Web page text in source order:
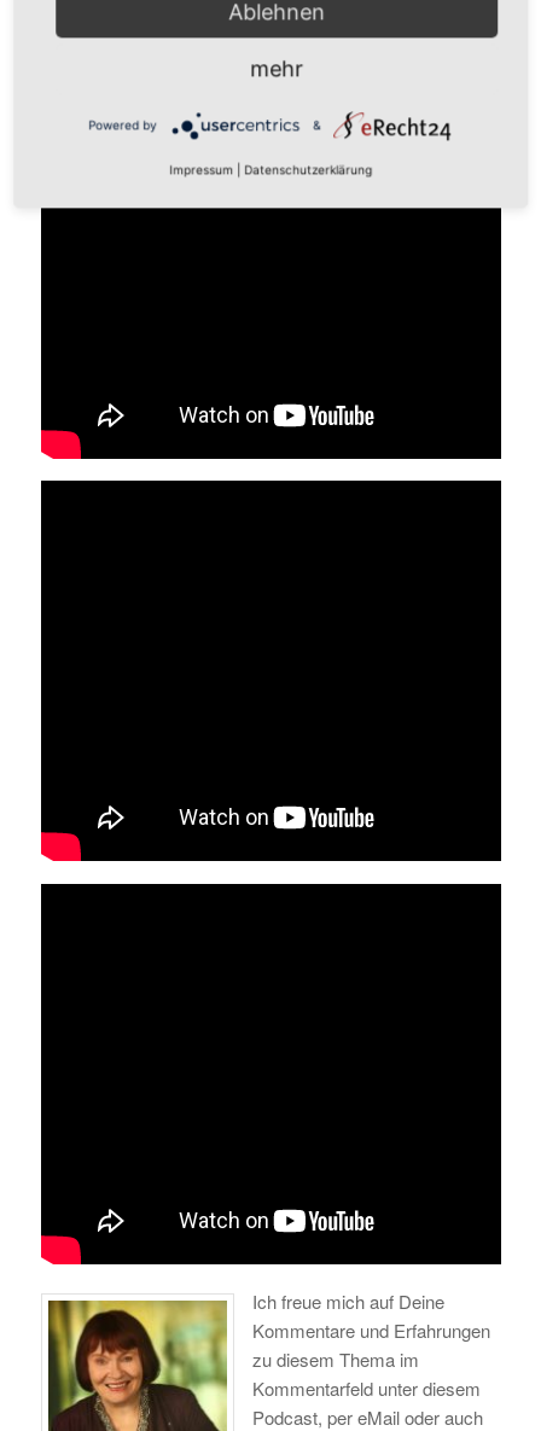
Ich freue mich auf Deine
Kommentare und Erfahrungen
zu diesem Thema im
Kommentarfeld unter diesem
Podcast, per eMail oder auch
Ablehnen
mehr
Powered by &
Impressum Datenschutzerklärung